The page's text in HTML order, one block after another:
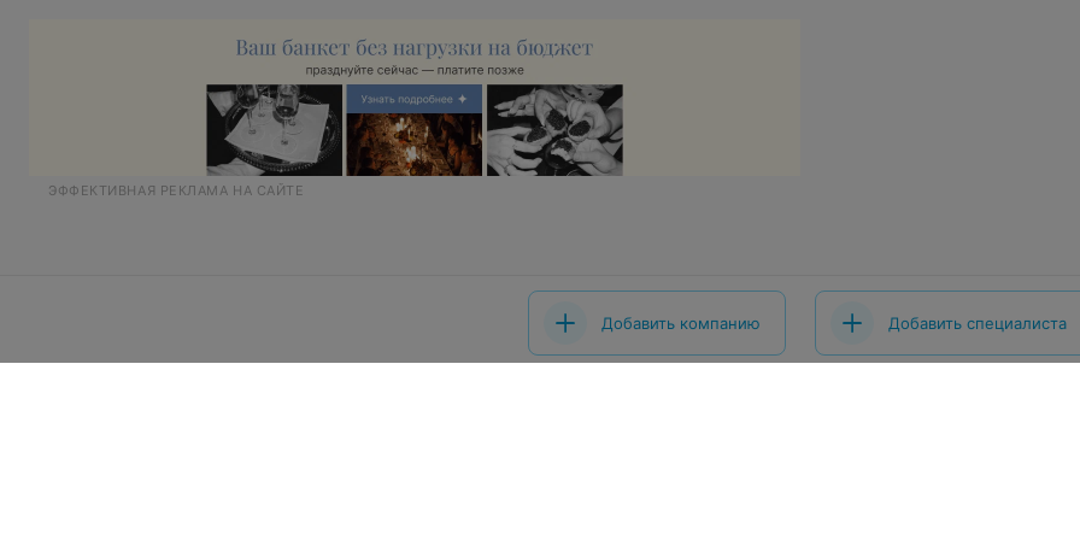
ЭФФЕКТИВНАЯ РЕКЛАМА НА САЙТЕ
Добавить компанию Добавить специалиста